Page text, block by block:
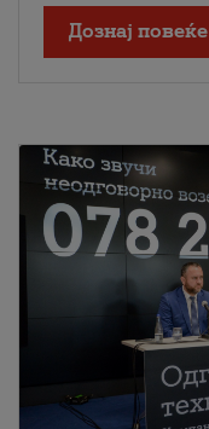
Дознај повеќе